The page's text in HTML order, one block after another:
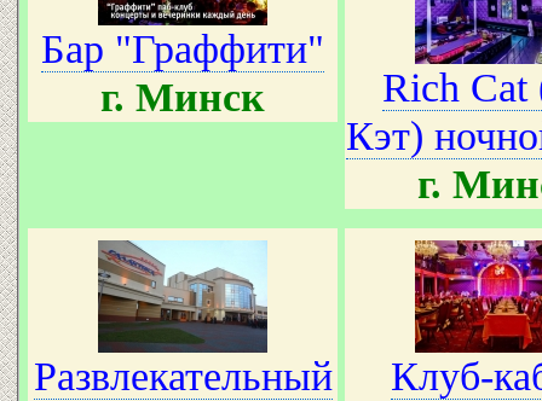
Бар "Граффити"
г. Минск
Rich Cat
Кэт)
г.
Развлекательный
Клуб-